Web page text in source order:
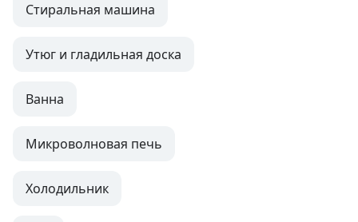
Стиральная машина
Утюг и гладильная доска
Ванна
Микроволновая печь
Холодильник